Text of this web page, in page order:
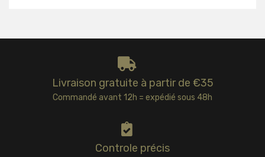
Livraison gratuite à partir de €35
Commandé avant 12h = expédié sous 48h
Controle précis